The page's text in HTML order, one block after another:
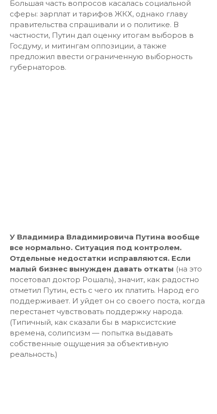
Большая часть вопросов касалась социальной
сферы: зарплат и тарифов ЖКХ, однако главу
правительства спрашивали и о политике. В
частности, Путин дал оценку итогам выборов в
Госдуму, и митингам оппозиции, а также
предложил ввести ограниченную выборность
губернаторов.
У Владимира Владимировича Путина вообще
все нормально. Ситуация под контролем.
Отдельные недостатки исправляются. Если
малый бизнес вынужден давать откаты (на это
посетовал доктор Рошаль), значит, как радостно
отметил Путин, есть с чего их платить. Народ его
поддерживает. И уйдет он со своего поста, когда
перестанет чувствовать поддержку народа.
(Типичный, как сказали бы в марксистские
времена, солипсизм — попытка выдавать
собственные ощущения за объективную
реальность.)